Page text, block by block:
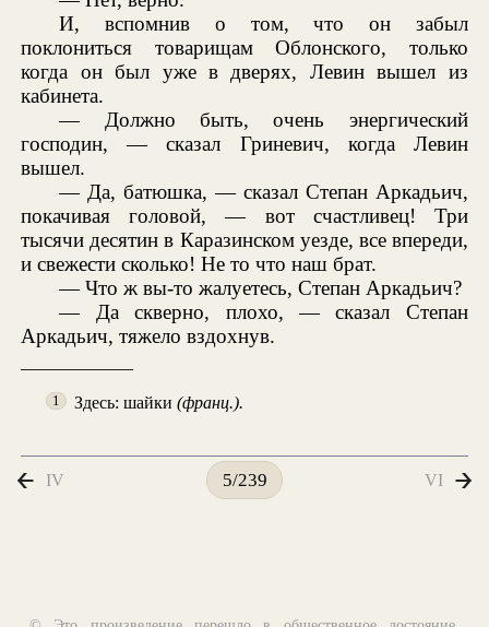
И, вспомнив о том, что он забыл
поклониться товарищам Облонского, только
когда он был уже в дверях, Левин вышел из
кабинета.
— Должно быть, очень энергический
господин, — сказал Гриневич, когда Левин
вышел.
— Да, батюшка, — сказал Степан Аркадьич,
покачивая головой, — вот счастливец! Три
тысячи десятин в Каразинском уезде, все впереди,
и свежести сколько! Не то что наш брат.
— Что ж вы-то жалуетесь, Степан Аркадьич?
— Да скверно, плохо, — сказал Степан
Аркадьич, тяжело вздохнув.
1 Здесь: шайки(франц.).
IV 5/239 VI